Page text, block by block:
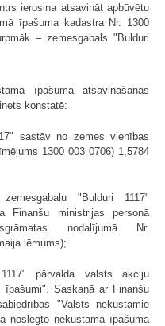
ierosina atsavināt apbūvētu
īpašuma kadastra Nr. 1300
– zemesgabals "Bulduri
īpašuma atsavināšanas
konstatē:
sastāv no zemes vienības
1300 003 0706) 1,5784
"Bulduri 1117"
Finanšu ministrijas personā
nodalījumā Nr.
lēmums);
pārvalda valsts akciju
īpašumi". Saskaņā ar Finanšu
"Valsts nekustamie
noslēgto nekustamā īpašuma